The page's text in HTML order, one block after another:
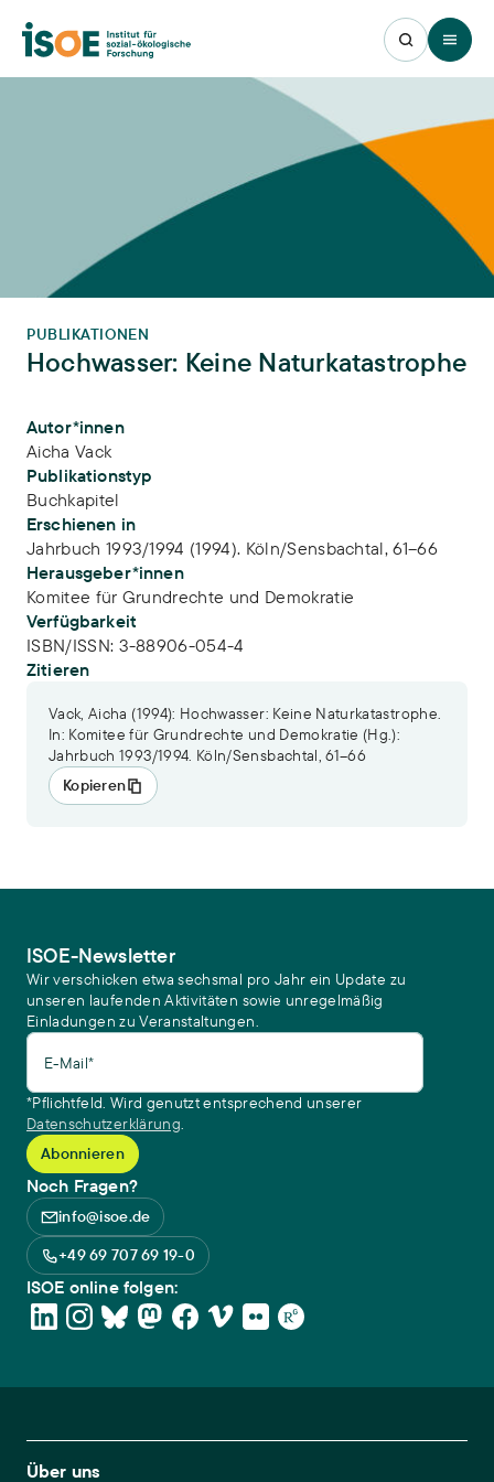
Open
PUBLIKATIONEN
Hochwasser: Keine Naturkatastrophe
Publikations-Infos
Autor*innen
Aicha Vack
Publikationstyp
Buchkapitel
Erschienen in
Jahrbuch 1993/1994 (1994). Köln/Sensbachtal, 61–66
Herausgeber*innen
Komitee für Grundrechte und Demokratie
Verfügbarkeit
ISBN/ISSN: 3-88906-054-4
Zitieren
Vack, Aicha (1994): Hochwasser: Keine Naturkatastrophe.
In: Komitee für Grundrechte und Demokratie (Hg.):
Jahrbuch 1993/1994. Köln/Sensbachtal, 61–66
Kopieren
ISOE-Newsletter
Wir verschicken etwa sechsmal pro Jahr ein Update zu
unseren laufenden Aktivitäten sowie unregelmäßig
Einladungen zu Veranstaltungen.
E-Mail*
*Pflichtfeld. Wird genutzt entsprechend unserer
Datenschutzerklärung.
Noch Fragen?
info@isoe.de
+49 69 707 69 19-0
ISOE online folgen:
Footer Main Navigation
Über uns